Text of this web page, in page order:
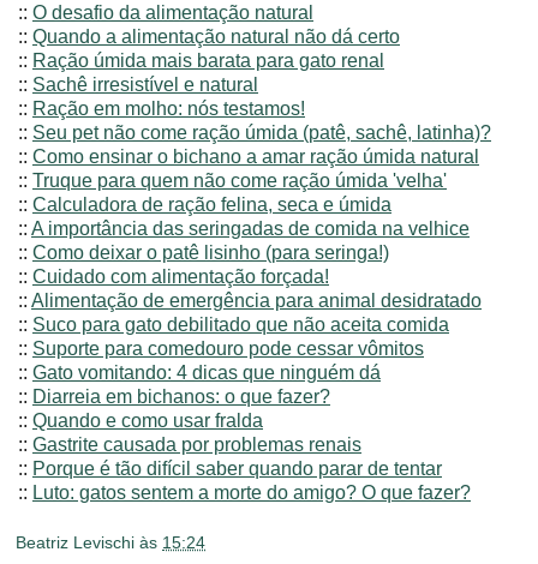
:: O desafio da alimentação natural
:: Quando a alimentação natural não dá certo
:: Ração úmida mais barata para gato renal
:: Sachê irresistível e natural
:: Ração em molho: nós testamos!
:: Seu pet não come ração úmida (patê, sachê, latinha)?
:: Como ensinar o bichano a amar ração úmida natural
:: Truque para quem não come ração úmida 'velha'
:: Calculadora de ração felina, seca e úmida
:: A importância das seringadas de comida na velhice
:: Como deixar o patê lisinho (para seringa!)
:: Cuidado com alimentação forçada!
:: Alimentação de emergência para animal desidratado
:: Suco para gato debilitado que não aceita comida
:: Suporte para comedouro pode cessar vômitos
:: Gato vomitando: 4 dicas que ninguém dá
:: Diarreia em bichanos: o que fazer?
:: Quando e como usar fralda
:: Gastrite causada por problemas renais
:: Porque é tão difícil saber quando parar de tentar
:: Luto: gatos sentem a morte do amigo? O que fazer?
Beatriz Levischi às 15:24